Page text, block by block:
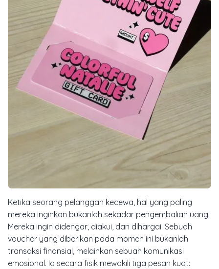
Ketika seorang pelanggan kecewa, hal yang paling
mereka inginkan bukanlah sekadar pengembalian uang.
Mereka ingin didengar, diakui, dan dihargai. Sebuah
voucher yang diberikan pada momen ini bukanlah
transaksi finansial, melainkan sebuah komunikasi
emosional. Ia secara fisik mewakili tiga pesan kuat: